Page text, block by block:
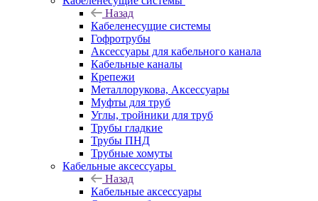
Назад
Кабеленесущие системы
Гофротрубы
Аксессуары для кабельного канала
Кабельные каналы
Крепежи
Металлорукова, Аксессуары
Муфты для труб
Углы, тройники для труб
Трубы гладкие
Трубы ПНД
Трубные хомуты
Кабельные аксессуары
Назад
Кабельные аксессуары